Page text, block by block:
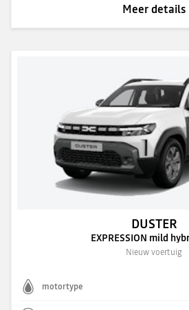
Meer details
DUSTER
EXPRESSION mild
Nieuw voertuig
motortype